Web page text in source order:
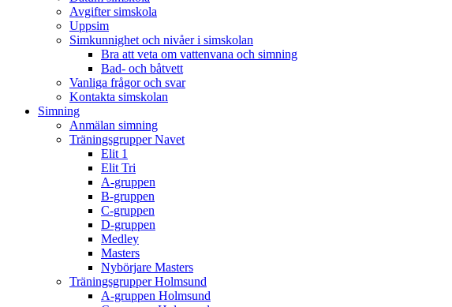
Avgifter simskola
Uppsim
Simkunnighet och nivåer i simskolan
Bra att veta om vattenvana och simning
Bad- och båtvett
Vanliga frågor och svar
Kontakta simskolan
Simning
Anmälan simning
Träningsgrupper Navet
Elit 1
Elit Tri
A-gruppen
B-gruppen
C-gruppen
D-gruppen
Medley
Masters
Nybörjare Masters
Träningsgrupper Holmsund
A-gruppen Holmsund